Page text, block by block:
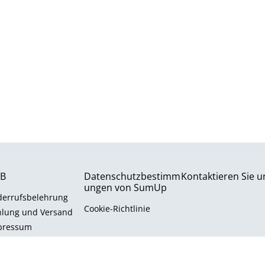
und Versand
Datenschutzbestimm
ungen von SumUp
Cookie-Richtlinie
Kontaktieren Sie